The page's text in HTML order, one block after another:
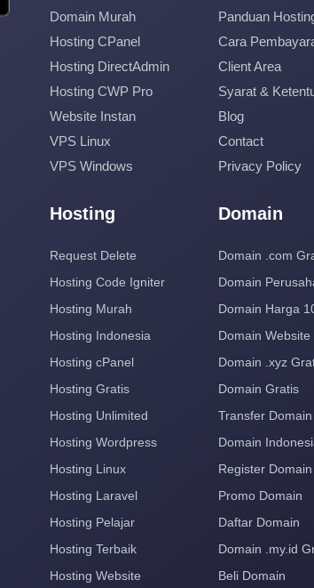
Domain Murah
Hosting CPanel
Hosting DirectAdmin
Hosting CWP Pro
Website Instan
VPS Linux
VPS Windows
Panduan
Cara
Client Area
Syarat &
Blog
Contact
Privacy Policy
Hosting
Request Delete
Hosting Code Igniter
Hosting Murah
Hosting Indonesia
Hosting cPanel
Hosting Gratis
Hosting Unlimited
Hosting Wordpress
Hosting Linux
Hosting Laravel
Hosting Pelajar
Hosting Terbaik
Hosting Website
Domain
Domain .com
Domain
Domain Harga
Domain Website
Domain .xyz
Domain Gratis
Transfer Domain
Domain
Register Domain
Promo Domain
Daftar Domain
Domain .my.id
Beli Domain